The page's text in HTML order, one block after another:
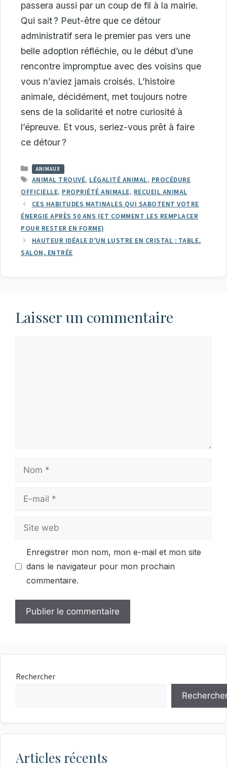
passera aussi par un coup de fil à la mairie.
Qui sait ? Peut-être que ce détour
administratif sera le premier pas vers une
belle adoption réfléchie, ou le début d’une
rencontre impromptue avec des voisins que
vous n’aviez jamais croisés. L’histoire
animale, décidément, met toujours notre
sens de la solidarité et notre curiosité à
l’épreuve. Et vous, seriez-vous prêt à faire
ce détour ?
CATÉGORIES
ANIMAUX
ÉTIQUETTES
ANIMAL TROUVÉ, LÉGALITÉ ANIMAL, PROCÉDURE
OFFICIELLE, PROPRIÉTÉ ANIMALE, RECUEIL ANIMAL
CES HABITUDES MATINALES QUI SABOTENT VOTRE
ÉNERGIE APRÈS 50 ANS (ET COMMENT LES REMPLACER
POUR RESTER EN FORME)
HAUTEUR IDÉALE D’UN LUSTRE EN CRISTAL : TABLE,
SALON, ENTRÉE
Laisser un commentaire
Nom
Site
Enregistrer mon nom, mon e-mail et mon site
dans le navigateur pour mon prochain
commentaire.
Rechercher
Articles récents